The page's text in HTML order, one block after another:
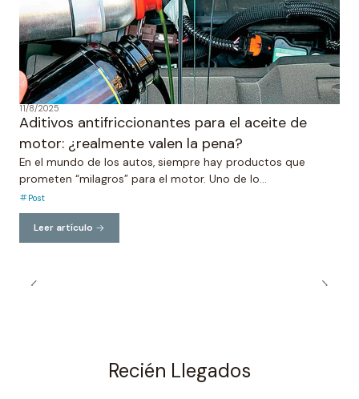
11/8/2025
Aditivos antifriccionantes para el aceite de
motor: ¿realmente valen la pena?
En el mundo de los autos, siempre hay productos que
prometen “milagros” para el motor. Uno de lo...
Post
Leer artículo
Recién Llegados